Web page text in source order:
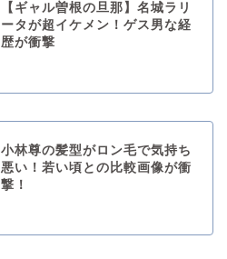
【ギャル曽根の旦那】名城ラリ
ータが超イケメン！ゲス男な経
歴が衝撃
小林尊の髪型がロン毛で気持ち
悪い！若い頃との比較画像が衝
撃！